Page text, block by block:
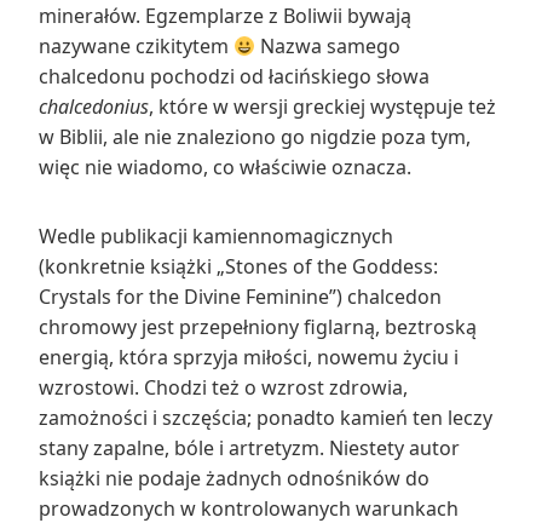
minerałów. Egzemplarze z Boliwii bywają
nazywane czikitytem
Nazwa samego
chalcedonu pochodzi od łacińskiego słowa
chalcedonius, które w wersji greckiej występuje też
w Biblii, ale nie znaleziono go nigdzie poza tym,
więc nie wiadomo, co właściwie oznacza.
Wedle publikacji kamiennomagicznych
(konkretnie książki „Stones of the Goddess:
Crystals for the Divine Feminine”) chalcedon
chromowy jest przepełniony figlarną, beztroską
energią, która sprzyja miłości, nowemu życiu i
wzrostowi. Chodzi też o wzrost zdrowia,
zamożności i szczęścia; ponadto kamień ten leczy
stany zapalne, bóle i artretyzm. Niestety autor
książki nie podaje żadnych odnośników do
prowadzonych w kontrolowanych warunkach